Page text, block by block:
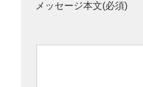
メッセージ本文(必須)